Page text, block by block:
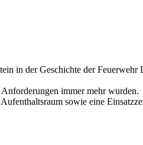
in der Geschichte der Feuerwehr
immer mehr wurden.
sowie eine